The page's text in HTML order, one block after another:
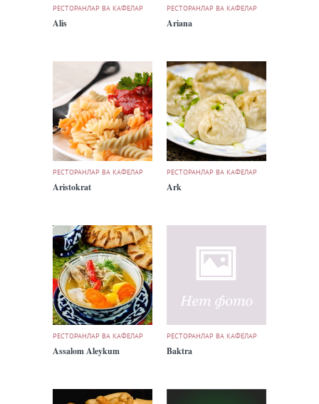
РЕСТОРАНЛАР ВА КАФЕЛАР
Alis
РЕСТОРАНЛАР ВА КАФЕЛАР
Ariana
РЕСТОРАНЛАР ВА КАФЕЛАР
Aristokrat
РЕСТОРАНЛАР ВА КАФЕЛАР
Ark
РЕСТОРАНЛАР ВА КАФЕЛАР
Assalom Aleykum
РЕСТОРАНЛАР ВА КАФЕЛАР
Baktra